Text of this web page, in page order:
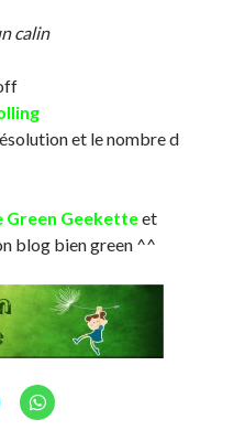
calin
et le nombre d
Green Geeketteet
blog bien green ^^